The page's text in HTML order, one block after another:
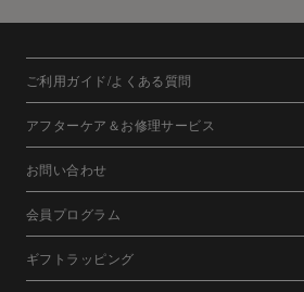
ご利用ガイド/よくある質問
アフターケア＆お修理サービス
お問い合わせ
会員プログラム
ギフトラッピング